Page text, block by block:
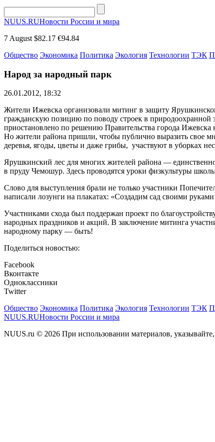
NUUS.RUНовости России и мира
7 August $82.17 €94.84
Общество Экономика Политика Экология Технологии ТЭК
Народ за народный парк
26.01.2012, 18:32
Жители Ижевска организовали митинг в защиту
гражданскую позицию по поводу строек в природоохранной
приостановлено по решению Правительства города
Но жители района пришли, чтобы публично выразить свое
деревья, ягоды, цветы и даже грибы, участвуют в уборках
Ярушкинский лес для многих жителей района —
в пруду Чемошур. Здесь проводятся уроки физкультуры
Слово для выступления брали не только участники
написали лозунги на плакатах: «Создадим сад своими
Участниками схода был поддержан проект по
народных праздников и акций. В заключение митинга
народному парку — быть!
Поделиться новостью:
Facebook
Вконтакте
Одноклассники
Twitter
Общество Экономика Политика Экология Технологии ТЭК
NUUS.RUНовости России и мира
NUUS.ru © 2026 При использовании материалов,